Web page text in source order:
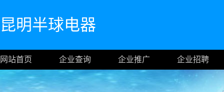
昆明半球电器
网站首页 企业查询 企业推广 企业招聘